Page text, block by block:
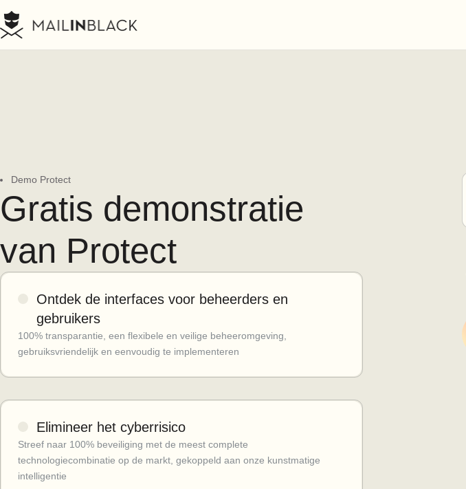
Demo Protect
Gratis demonstratie
van Protect
Ontdek de interfaces voor beheerders en
gebruikers
100% transparantie, een flexibele en veilige beheeromgeving,
gebruiksvriendelijk en eenvoudig te implementeren
Elimineer het cyberrisico
Streef naar 100% beveiliging met de meest complete
technologiecombinatie op de markt, gekoppeld aan onze kunstmatige
intelligentie